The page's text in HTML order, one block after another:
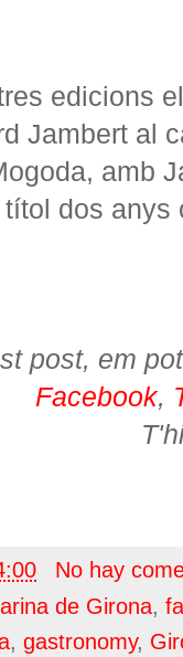
edicions
Jambert al
amb
dos
post, em
Facebook,
No hay
de Girona,
, gastronomy,